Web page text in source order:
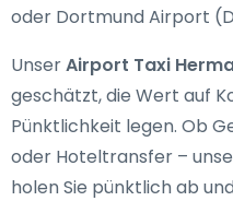
oder Dortmund Airport
UnserAirport Taxi
geschätzt, die Wert auf
Pünktlichkeit legen. Ob
oder Hoteltransfer –
holen Sie pünktlich ab